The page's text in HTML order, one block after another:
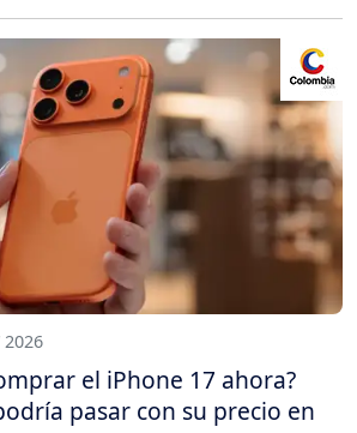
2026
el iPhone 17 ahora?
pasar con su precio en